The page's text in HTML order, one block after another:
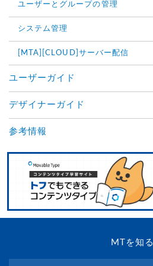
ユーザーとグループの管理
システム管理
[MTA][CLOUD]サーバー配信
ユーザーガイド
デザイナーガイド
参考情報
MTを知る